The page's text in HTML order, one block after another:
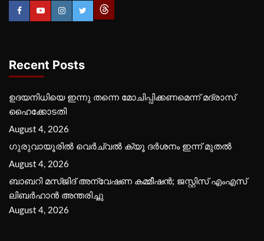
Recent Posts
ഉദയനിധിയെ ഇന്നു തന്നെ മോചിപ്പിക്കണമെന്ന് മദ്രാസ്
ഹൈക്കോടതി
August 4, 2026
ഗുരുവായൂരില്‍ വെര്‍ച്വല്‍ ക്യൂ ദര്‍ശനം ഇന്ന് മുതല്‍
August 4, 2026
ബാബറി മസ്ജിദ് അന്വേഷണ കമ്മീഷന്‍; ജസ്റ്റിസ് എംഎസ്
ലിബര്‍ഹാന്‍ അന്തരിച്ചു
August 4, 2026